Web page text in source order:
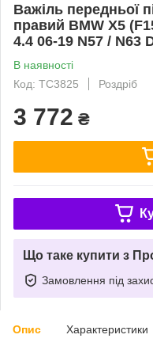
Важіль передньої
правий BMW X5
4.4 06-19 N57 / N63
В наявності
Код: TC3825
Роздріб
3 772 ₴
Що таке купити з
Замовлення під
Опис Характеристики